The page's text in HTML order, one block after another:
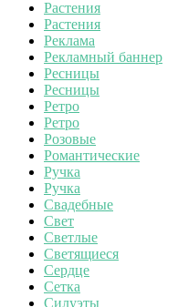
Растения
Растения
Реклама
Рекламный баннер
Ресницы
Ресницы
Ретро
Ретро
Розовые
Романтические
Ручка
Ручка
Свадебные
Свет
Светлые
Светящиеся
Сердце
Сетка
Силуэты